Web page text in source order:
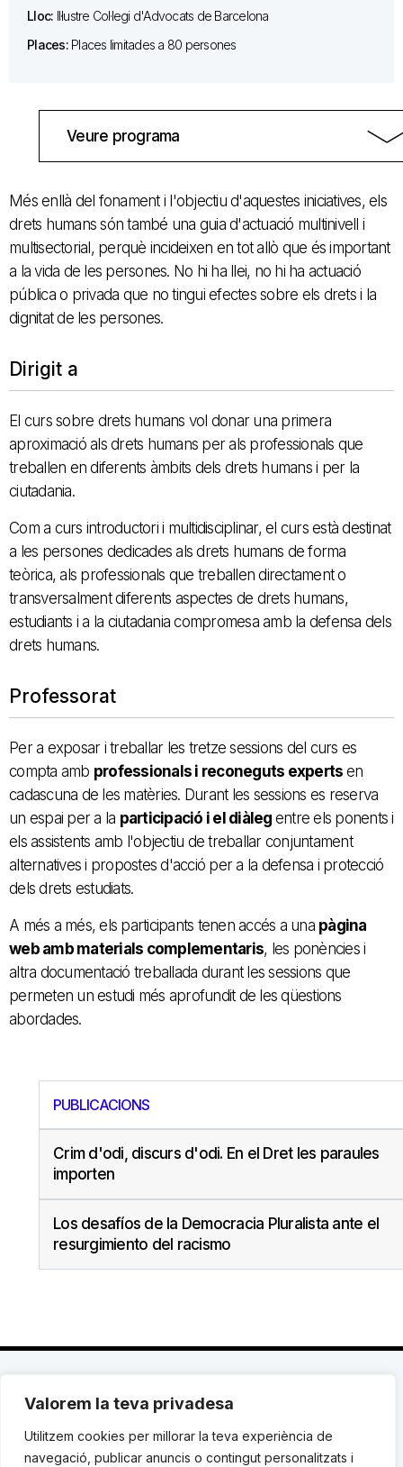
Valorem la teva privadesa
Utilitzem cookies per millorar la teva experiència de
navegació, publicar anuncis o contingut personalitzats i
Lloc: Il·lustre Col·legi d'Advocats de Barcelona
Places: Places limitades a 80 persones
Veure programa
Més enllà del fonament i l'objectiu d'aquestes iniciatives, els
drets humans són també una guia d'actuació multinivell i
multisectorial, perquè incideixen en tot allò que és important
a la vida de les persones. No hi ha llei, no hi ha actuació
pública o privada que no tingui efectes sobre els drets i la
dignitat de les persones.
Dirigit a
El curs sobre drets humans vol donar una primera
aproximació als drets humans per als professionals que
treballen en diferents àmbits dels drets humans i per la
ciutadania.
Com a curs introductori i multidisciplinar, el curs està destinat
a les persones dedicades als drets humans de forma
teòrica, als professionals que treballen directament o
transversalment diferents aspectes de drets humans,
estudiants i a la ciutadania compromesa amb la defensa dels
drets humans.
Professorat
Per a exposar i treballar les tretze sessions del curs es
compta amb professionals i reconeguts experts en
cadascuna de les matèries. Durant les sessions es reserva
un espai per a la participació i el diàleg entre els ponents i
els assistents amb l'objectiu de treballar conjuntament
alternatives i propostes d'acció per a la defensa i protecció
dels drets estudiats.
A més a més, els participants tenen accés a una pàgina
web amb materials complementaris, les ponències i
altra documentació treballada durant les sessions que
permeten un estudi més aprofundit de les qüestions
abordades.
PUBLICACIONS
Crim d'odi, discurs d'odi. En el Dret les paraules
importen
Los desafíos de la Democracia Pluralista ante el
resurgimiento del racismo
C. Avinyó 44, 2n | 08002 Barcelona |
119 03 72|institut@idhc.org